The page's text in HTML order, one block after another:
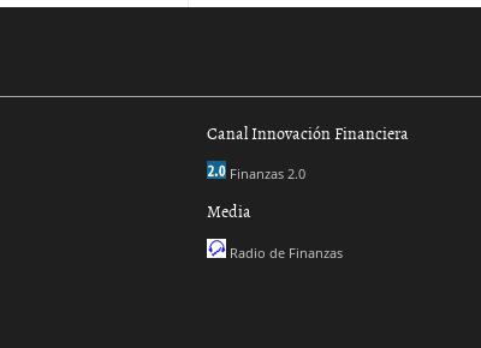
Canal Innovación Financiera
Finanzas 2.0
Media
Radio de Finanzas